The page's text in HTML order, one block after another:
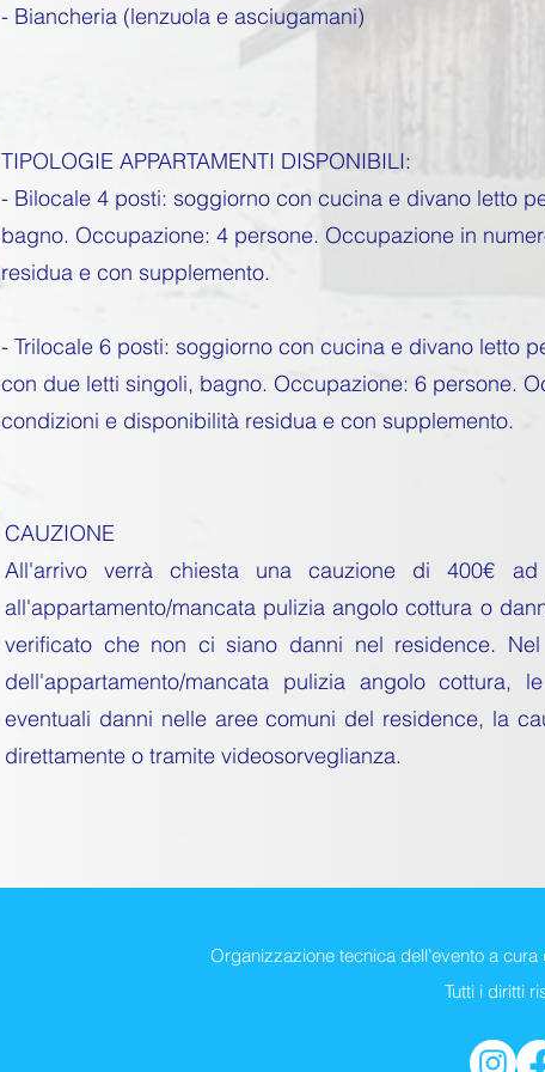
- Biancheria (lenzuola e asciugamani)
TIPOLOGIE APPARTAMENTI DISPONIBILI:
- Bilocale 4 posti: soggiorno con cucina e divano letto
bagno. Occupazione: 4 persone. Occupazione in
residua e con supplemento.
- Trilocale 6 posti: soggiorno con cucina e divano letto
con due letti singoli, bagno. Occupazione: 6 persone.
condizioni e disponibilità residua e con supplemento.
CAUZIONE
All'arrivo verrà chiesta una cauzione di 400€
all'appartamento/mancata pulizia angolo cottura o
verificato che non ci siano danni nel residence.
dell'appartamento/mancata pulizia angolo
eventuali danni nelle aree comuni del residence, la
direttamente o tramite videosorveglianza.
Organizzazione tecnica dell’evento a
Tutti i diritti